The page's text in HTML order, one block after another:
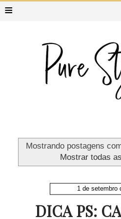
≡
Mostrando postagens
Mostrar todas
1 de setembro
DICA PS: